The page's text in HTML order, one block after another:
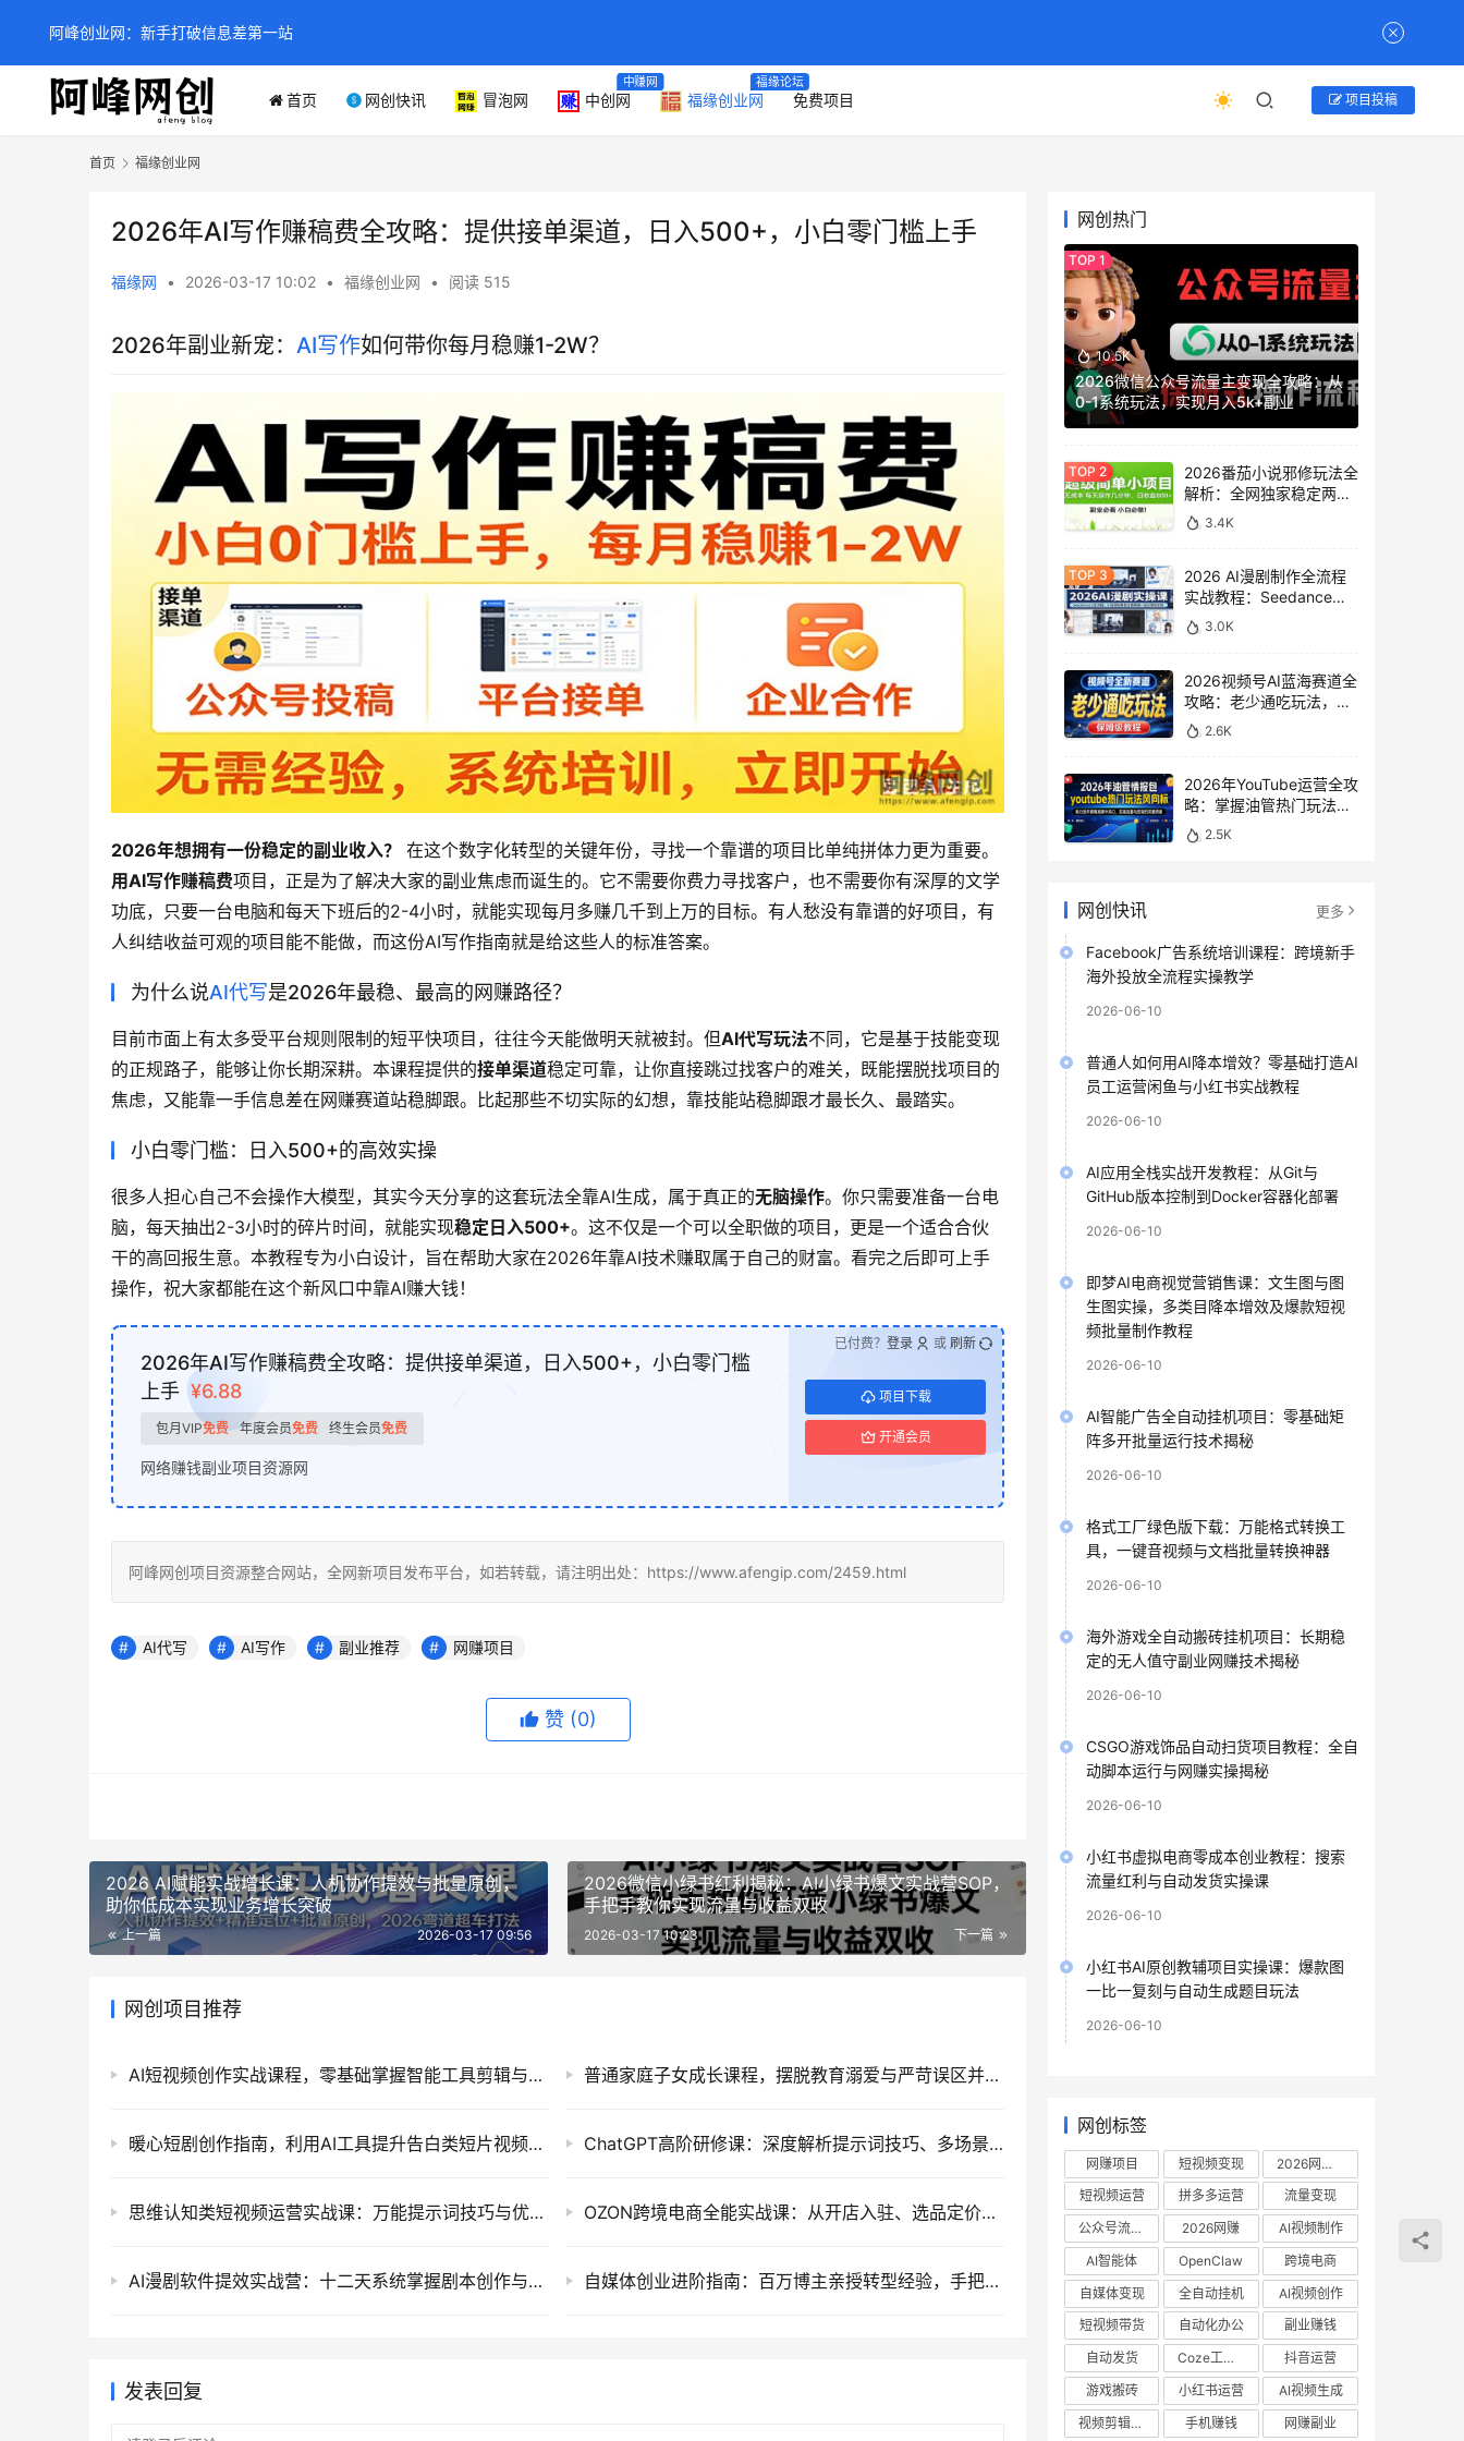
首页 网创快讯 冒泡网 中创网
中赚网
福缘创业网
福缘论坛
免费项目 项目投稿
首页 福缘创业网
2026年AI写作赚稿费全攻略：提供接单渠道，日入500+，小白零门槛上手
福缘网 • 2026-03-17 10:02 • 福缘创业网 • 阅读 515
2026年副业新宠： AI写作如何带你每月稳赚1-2W？
2026年想拥有一份稳定的副业收入？
在这个数字化转型的关键年份，寻找一个靠谱的项目比单纯拼体力更为重要。
用AI写作赚稿费项目，正是为了解决大家的副业焦虑而诞生的。它不需要你费力寻找客户，也不需要你有深厚的文学
功底，只要一台电脑和每天下班后的2-4小时，就能实现每月多赚几千到上万的目标。有人愁没有靠谱的好项目，有
人纠结收益可观的项目能不能做，而这份AI写作指南就是给这些人的标准答案。
为什么说AI代写是2026年最稳、最高的网赚路径？
目前市面上有太多受平台规则限制的短平快项目，往往今天能做明天就被封。但AI代写玩法不同，它是基于技能变现
的正规路子，能够让你长期深耕。本课程提供的接单渠道稳定可靠，让你直接跳过找客户的难关，既能摆脱找项目的
焦虑，又能靠一手信息差在网赚赛道站稳脚跟。比起那些不切实际的幻想，靠技能站稳脚跟才最长久、最踏实。
小白零门槛：日入500+的高效实操
很多人担心自己不会操作大模型，其实今天分享的这套玩法全靠AI生成，属于真正的无脑操作。你只需要准备一台电
脑，每天抽出2-3小时的碎片时间，就能实现稳定日入500+。这不仅是一个可以全职做的项目，更是一个适合合伙
干的高回报生意。本教程专为小白设计，旨在帮助大家在2026年靠AI技术赚取属于自己的财富。看完之后即可上手
操作，祝大家都能在这个新风口中靠AI赚大钱！
2026年AI写作赚稿费全攻略：提供接单渠道，日入500+，小白零门槛
上手 ¥6.88
包月VIP免费 年度会员免费 终生会员免费
网络赚钱副业项目资源网
项目下载
开通会员
已付费？ 登录 或 刷新
阿峰网创项目资源整合网站，全网新项目发布平台，如若转载，请注明出处：https://www.afengip.com/2459.html
AI代写 AI写作 副业推荐 网赚项目
赞 (0)
2026 AI赋能实战增长课：人机协作提效与批量原创，
助你低成本实现业务增长突破
上一篇 2026-03-17 09:56
2026微信小绿书红利揭秘：AI小绿书爆文实战营SOP，
手把手教你实现流量与收益双收
下一篇
2026-03-17 10:23
网创项目推荐
AI短视频创作实战课程，零基础掌握智能工具剪辑与短剧口播视频制作技巧 普通家庭子女成长课程，摆脱教育溺爱与严苛误区并引导孩子社会化健康成长
暖心短剧创作指南，利用AI工具提升告白类短片视频镜头把控与实操课程 ChatGPT高阶研修课：深度解析提示词技巧、多场景赋能与AI漫剧创作实战指南
思维认知类短视频运营实战课：万能提示词技巧与优质口播作品制作指南 OZON跨境电商全能实战课：从开店入驻、选品定价到精铺推广的全流程运营指南
AI漫剧软件提效实战营：十二天系统掌握剧本创作与高效制作变现课程 自媒体创业进阶指南：百万博主亲授转型经验，手把手搭建个人OPC系统高效运行课程
发表回复
网创热门
10.5K
2026微信公众号流量主变现全攻略：从
0-1系统玩法，实现月入5k+副业
2026番茄小说邪修玩法全
解析：全网独家稳定两年
老项目，助你日赚
500+稿费收益
3.4K
2026 AI漫剧制作全流程
实战教程：Seedance
2.0即梦视频生成与小说
授权教学
3.0K
2026视频号AI蓝海赛道全
攻略：老少通吃玩法，零
基础保姆级副业增收教程
2.6K
2026年YouTube运营全攻
略：掌握油管热门玩法风
向标，实现流量变现双重
突破
2.5K
网创快讯 更多
Facebook广告系统培训课程：跨境新手
海外投放全流程实操教学
2026-06-10
普通人如何用AI降本增效？零基础打造AI
员工运营闲鱼与小红书实战教程
2026-06-10
AI应用全栈实战开发教程：从Git与
GitHub版本控制到Docker容器化部署
2026-06-10
即梦AI电商视觉营销售课：文生图与图
生图实操，多类目降本增效及爆款短视
频批量制作教程
2026-06-10
AI智能广告全自动挂机项目：零基础矩
阵多开批量运行技术揭秘
2026-06-10
格式工厂绿色版下载：万能格式转换工
具，一键音视频与文档批量转换神器
2026-06-10
海外游戏全自动搬砖挂机项目：长期稳
定的无人值守副业网赚技术揭秘
2026-06-10
CSGO游戏饰品自动扫货项目教程：全自
动脚本运行与网赚实操揭秘
2026-06-10
小红书虚拟电商零成本创业教程：搜索
流量红利与自动发货实操课
2026-06-10
小红书AI原创教辅项目实操课：爆款图
一比一复刻与自动生成题目玩法
2026-06-10
网创标签
网赚项目 短视频变现
2026网赚项目
短视频运营
拼多多运营
流量变现
公众号流量主
2026网赚
AI视频制作
AI智能体
OpenClaw
跨境电商
自媒体变现
全自动挂机
AI视频创作
短视频带货
自动化办公
副业赚钱
自动发货
Coze工作流
抖音运营
游戏搬砖
小红书运营
AI视频生成
视频剪辑教程
手机赚钱 网赚副业
阿峰创业网：新手打破信息差第一站